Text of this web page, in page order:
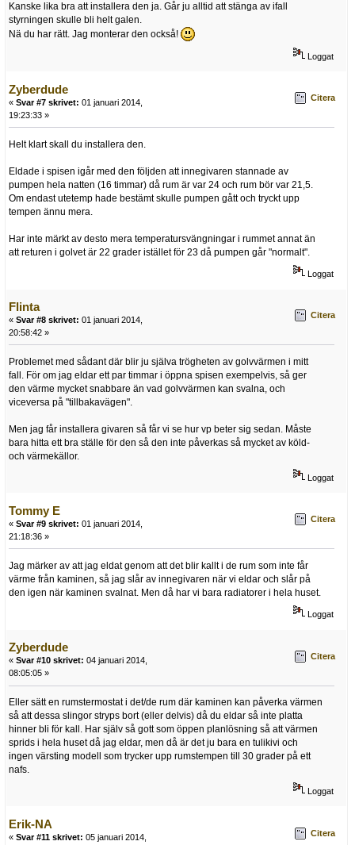
Kanske lika bra att installera den ja. Går ju alltid att stänga av ifall
styrningen skulle bli helt galen.
Nä du har rätt. Jag monterar den också!
Loggat
Zyberdude
« Svar #7 skrivet: 01 januari 2014,
19:23:33 »
Citera
Helt klart skall du installera den.
Eldade i spisen igår med den följden att innegivaren stannade av
pumpen hela natten (16 timmar) då rum är var 24 och rum bör var 21,5.
Om endast utetemp hade bestämt skulle pumpen gått och tryckt upp
tempen ännu mera.
Har inte märkt av desto mera temperatursvängningar i rummet annat än
att returen i golvet är 22 grader istället för 23 då pumpen går "normalt".
Loggat
Flinta
« Svar #8 skrivet: 01 januari 2014,
20:58:42 »
Citera
Problemet med sådant där blir ju själva trögheten av golvvärmen i mitt
fall. För om jag eldar ett par timmar i öppna spisen exempelvis, så ger
den värme mycket snabbare än vad golvvärmen kan svalna, och
viceversa på "tillbakavägen".
Men jag får installera givaren så får vi se hur vp beter sig sedan. Måste
bara hitta ett bra ställe för den så den inte påverkas så mycket av köld-
och värmekällor.
Loggat
Tommy E
« Svar #9 skrivet: 01 januari 2014,
21:18:36 »
Citera
Jag märker av att jag eldat genom att det blir kallt i de rum som inte får
värme från kaminen, så jag slår av innegivaren när vi eldar och slår på
den igen när kaminen svalnat. Men då har vi bara radiatorer i hela huset.
Loggat
Zyberdude
« Svar #10 skrivet: 04 januari 2014,
08:05:05 »
Citera
Eller sätt en rumstermostat i det/de rum där kaminen kan påverka värmen
så att dessa slingor stryps bort (eller delvis) då du eldar så inte platta
hinner bli för kall. Har själv så gott som öppen planlösning så att värmen
sprids i hela huset då jag eldar, men då är det ju bara en tulikivi och
ingen värsting modell som trycker upp rumstempen till 30 grader på ett
nafs.
Loggat
Erik-NA
« Svar #11 skrivet: 05 januari 2014, Citera